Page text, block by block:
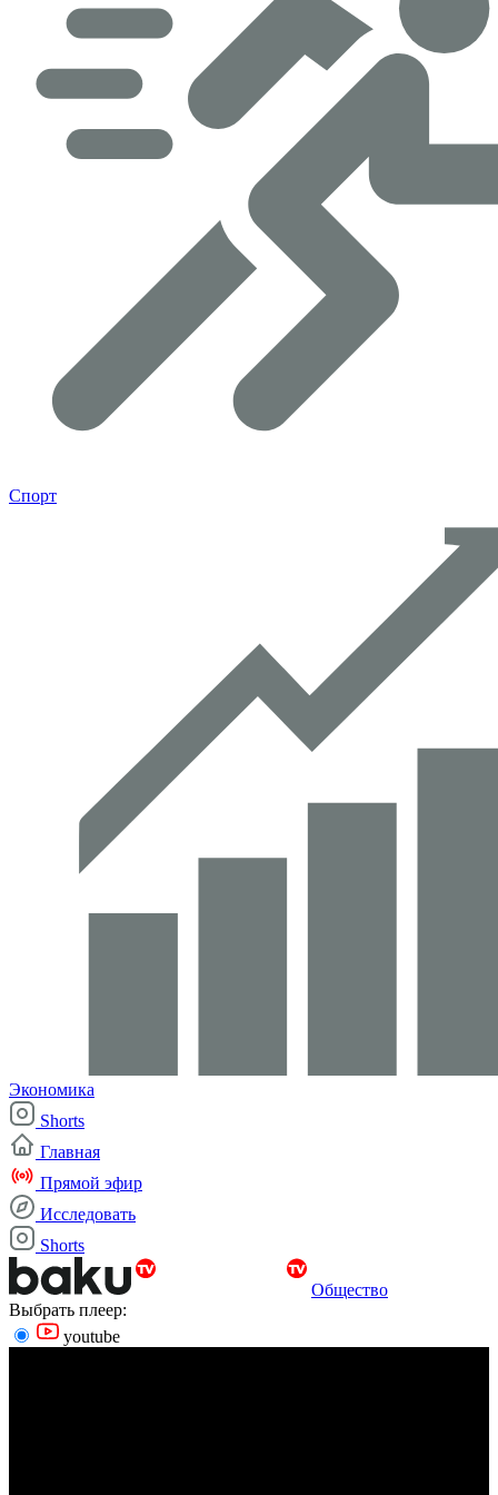
Спорт
Экономика
Shorts
Главная
Прямой эфир
Исследовать
Shorts
Общество
Выбрать плеер:
youtube